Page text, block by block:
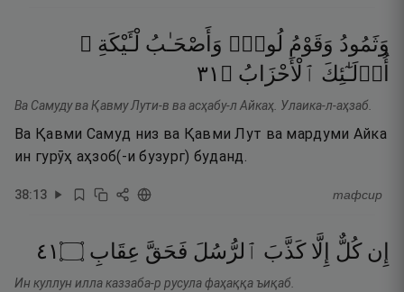
وَثَمُودُ وَقَوْمُ لُوطٍۢ وَأَصْحَـٰبُ لْـَٔيْكَةِ ۚ
أُو۟لَـٰٓئِكَ ٱلْأَحْزَابُ ۝ ١٣
Ва Самуду ва Қавму Лути-в ва асҳабу-л Айкаҳ. Улаика-л-аҳзаб.
Ва Қавми Самуд низ ва Қавми Лут ва мардуми Айка
ин гурӯҳ аҳзоб(-и бузург) буданд.
38:13 тафсир
إِن كُلٌّ إِلَّا كَذَّبَ ٱلرُّسُلَ فَحَقَّ عِقَابِ ۝١٤
Ин куллун илла каззаба-р русула фаҳаққа ъиқаб.